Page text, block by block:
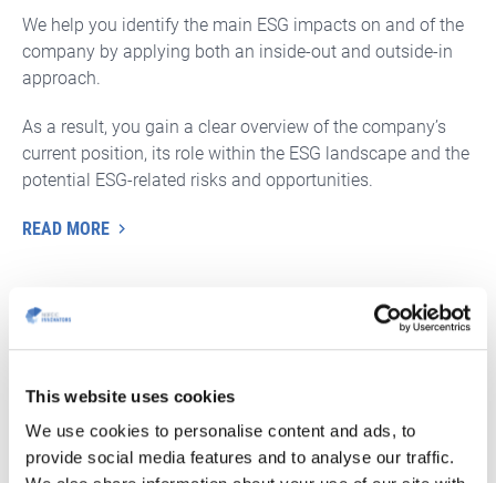
This website uses cookies
We use cookies to personalise content and ads, to
provide social media features and to analyse our traffic.
We help you identify the main ESG impacts on and of the
company by applying both an inside-out and outside-in
approach.
As a result, you gain a clear overview of the company’s
current position, its role within the ESG landscape and the
potential ESG-related risks and opportunities.
READ MORE